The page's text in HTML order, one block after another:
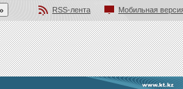
RSS-лента
Мобильная